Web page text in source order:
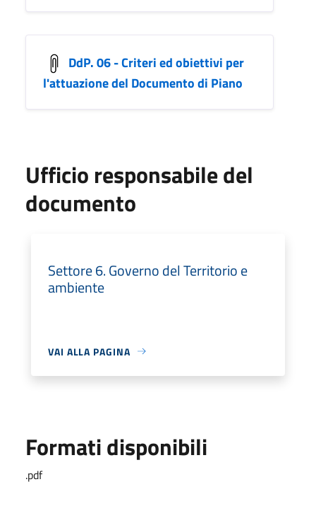
DdP. 06 - Criteri ed obiettivi per
l'attuazione del Documento di Piano
Ufficio responsabile del
documento
Settore 6. Governo del Territorio e
ambiente
VAI ALLA PAGINA
Formati disponibili
.pdf